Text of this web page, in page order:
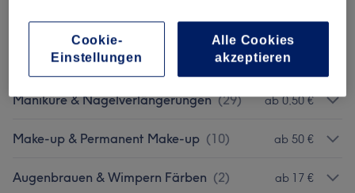
Augenbrauen Formen & Design (5) ab 17 €
Pediküre (9) ab 41 €
Maniküre & Nagelverlängerungen (29) ab 0,50 €
Make-up & Permanent Make-up (10) ab 50 €
Augenbrauen & Wimpern Färben (2) ab 17 €
Cookie-
Einstellungen
Alle Cookies
akzeptieren